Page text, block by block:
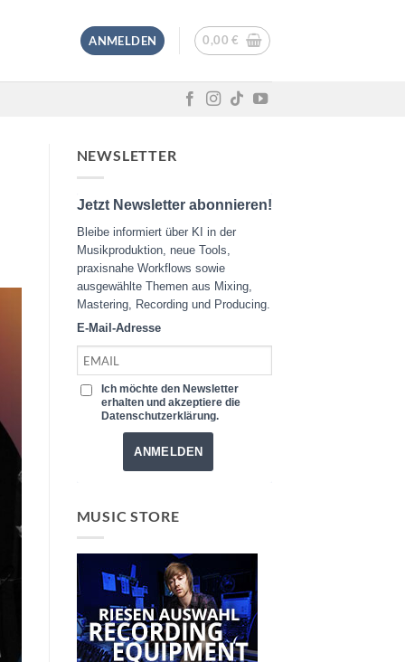
ANMELDEN 0,00€
NEWSLETTER
Jetzt Newsletter abonnieren!
Bleibe informiert über KI in der
Musikproduktion, neue Tools,
praxisnahe Workflows sowie
ausgewählte Themen aus Mixing,
Mastering, Recording und Producing.
E-Mail-Adresse
Ich möchte den Newsletter
erhalten und akzeptiere die
Datenschutzerklärung.
ANMELDEN
MUSIC STORE